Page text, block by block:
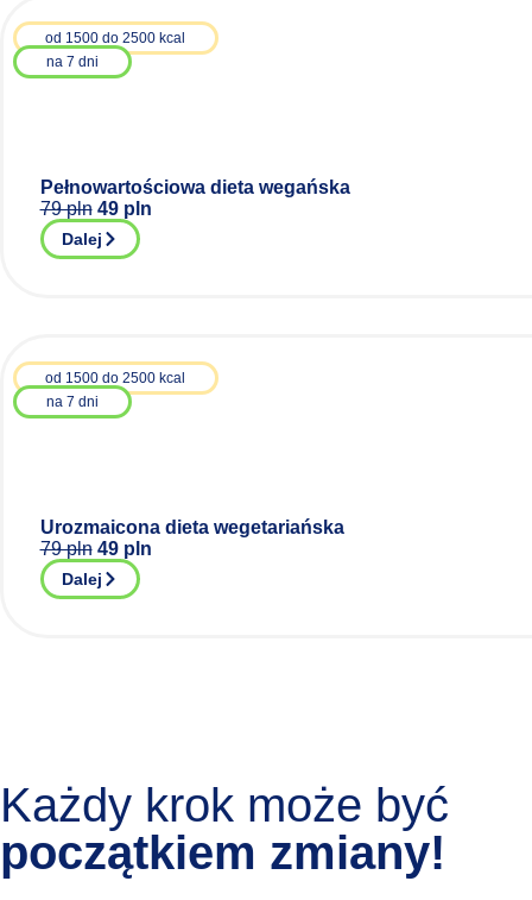
od 1500 do 2500 kcal
na 7 dni
Pełnowartościowa dieta wegańska
79 pln 49 pln
Dalej
od 1500 do 2500 kcal
na 7 dni
Urozmaicona dieta wegetariańska
79 pln 49 pln
Dalej
Każdy krok może być
początkiem zmiany!